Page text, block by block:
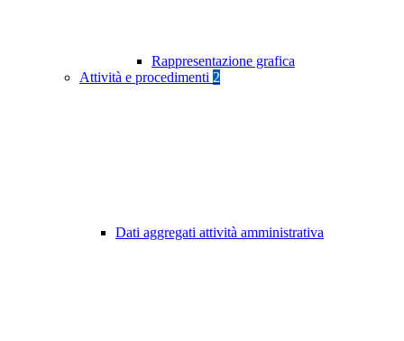
Rappresentazione grafica
Attività e procedimenti 2
Dati aggregati attività amministrativa